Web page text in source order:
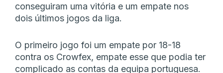
conseguiram uma vitória e um empate nos
dois últimos jogos da liga.
O primeiro jogo foi um empate por 18-18
contra os Crowfex, empate esse que podia ter
complicado as contas da equipa portuguesa.